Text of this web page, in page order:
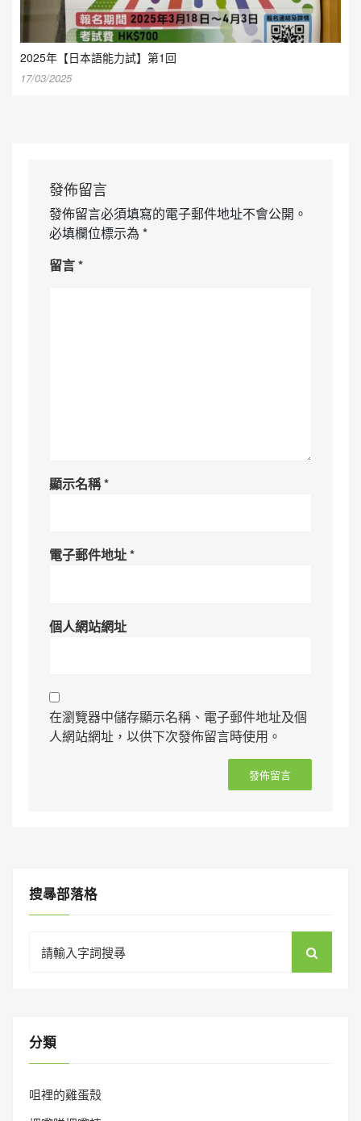
2025年【日本語能力試】第1回
17/03/2025
發佈留言
發佈留言必須填寫的電子郵件地址不會公開。
必填欄位標示為 *
留言*
顯示名稱*
電子郵件地址*
個人網站網址
在瀏覽器中儲存顯示名稱、電子郵件地址及個
人網站網址，以供下次發佈留言時使用。
搜㝷部落格
for:
分類
咀裡的雞蛋殼